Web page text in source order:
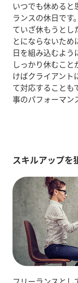
いつでも休めると
ランスの休日です
ていざ休もうとし
とにならないた
日を組み込むよう
しっかり休むこと
けばクライアント
て対応することも
事のパフォーマン
スキルアップを